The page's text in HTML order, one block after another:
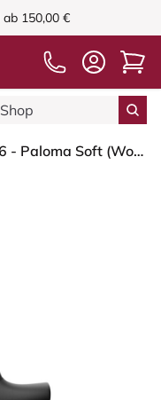
ab 150,00 €
HÅG Capisco 8106 - Paloma Soft (Wollsdorf) - Semi-Anilinleder - PL56100 Black - Blush Rose - 200 mm (Sitzhöhe 46-64cm) - Bodengleiter